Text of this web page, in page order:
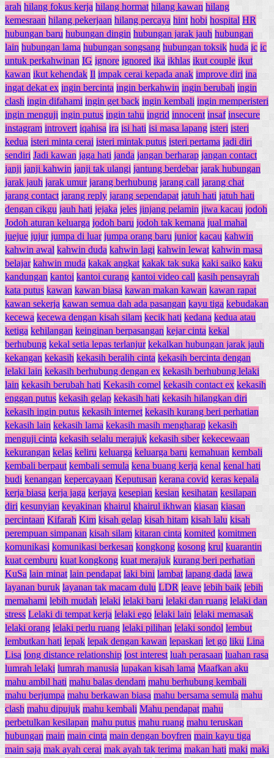
arah hilang fokus kerja hilang hormat hilang kawan hilang
kemesraan hilang pekerjaan hilang percaya hint hobi hospital HR
hubungan baru hubungan dingin hubungan jarak jauh hubungan
lain hubungan lama hubungan songsang hubungan toksik huda ic ic
untuk perkahwinan IG ignore ignored ika ikhlas ikut couple ikut
kawan ikut kehendak Il impak cerai kepada anak improve diri ina
ingat dekat ex ingin bercinta ingin berkahwin ingin berubah ingin
clash ingin difahami ingin get back ingin kembali ingin memperisteri
ingin menguji ingin putus ingin tahu ingrid innocent insaf insecure
instagram introvert iqahisa ira isi hati isi masa lapang isteri isteri
kedua isteri minta cerai isteri mintak putus isteri pertama jadi diri
sendiri Jadi kawan jaga hati janda jangan berharap jangan contact
janji janji kahwin janji tak ulangi jantung berdebar jarak hubungan
jarak jauh jarak umur jarang berhubung jarang call jarang chat
jarang contact jarang reply jarang sependapat jatuh hati jatuh hati
dengan cikgu jauh hati jejaka jeles jinjang pelamin jiwa kacau jodoh
Jodoh aturan keluarga jodoh baru jodoh tak kemana jual mahal
juejue jujur jumpa di luar jumpa orang baru junior kacau kahwin
kahwin awal kahwin duda kahwin lagi kahwin lewat kahwin masa
belajar kahwin muda kakak angkat kakak tak suka kaki saiko kaku
kandungan kantoi kantoi curang kantoi video call kasih pensayrah
kata putus kawan kawan biasa kawan makan kawan kawan rapat
kawan sekerja kawan semua dah ada pasangan kayu tiga kebudakan
kecewa kecewa dengan kisah silam kecik hati kedana kedua atau
ketiga kehilangan keinginan berpasangan kejar cinta kekal
berhubung kekal setia lepas terlanjur kekalkan hubungan jarak jauh
kekangan kekasih kekasih beralih cinta kekasih bercinta dengan
lelaki lain kekasih berhubung dengan ex kekasih berhubung lelaki
lain kekasih berubah hati Kekasih comel kekasih contact ex kekasih
enggan putus kekasih gelap kekasih hati kekasih hilangkan diri
kekasih ingin putus kekasih internet kekasih kurang beri perhatian
kekasih lain kekasih lama kekasih masih mengharap kekasih
menguji cinta kekasih selalu merajuk kekasih siber kekecewaan
kekurangan kelas keliru keluarga keluarga baru kemahuan kembali
kembali berpaut kembali semula kena buang kerja kenal kenal hati
budi kenangan kepercayaan Keputusan kerana covid keras kepala
kerja biasa kerja jaga kerjaya kesepian kesian kesihatan kesilapan
diri kesunyian keyakinan khairul khairul ikhwan kiasan kiasan
percintaan Kifarah Kim kisah gelap kisah hitam kisah lalu kisah
perempuan simpanan kisah silam kitaran cinta komited komitmen
komunikasi komunikasi berkesan kongkong kosong krul kuarantin
kuat cemburu kuat kongkong kuat merajuk kurang beri perhatian
KuSa lain minat lain pendapat laki bini lambat lapang dada lawa
layanan buruk layanan tak macam dulu LDR leave lebih baik lebih
memahami lebih mudah lelaki lelaki baru lelaki dan ruang lelaki dan
stress Lelaki di tempat kerja lelaki ego lelaki lain lelaki memasak
lelaki orang lelaki perlu ruang lelaki pilihan lelaki sondol lembut
lembutkan hati lepak lepak dengan kawan lepaskan let go liku Lina
Lisa long distance relationship lost interest luah perasaan luahan rasa
lumrah lelaki lumrah manusia lupakan kisah lama Maafkan aku
mahu ambil hati mahu balas dendam mahu berhubung kembali
mahu berjumpa mahu berkawan biasa mahu bersama semula mahu
clash mahu dipujuk mahu kembali Mahu pendapat mahu
perbetulkan kesilapan mahu putus mahu ruang mahu teruskan
hubungan main main cinta main dengan boyfren main kayu tiga
main saja mak ayah cerai mak ayah tak terima makan hati maki maki